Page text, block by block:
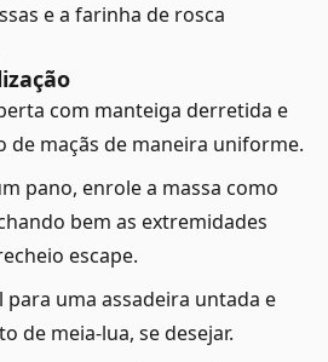
e a farinha de rosca
com manteiga derretida e
de maçãs de maneira uniforme.
pano, enrole a massa como
bem as extremidades
escape.
uma assadeira untada e
de meia-lua, se desejar.